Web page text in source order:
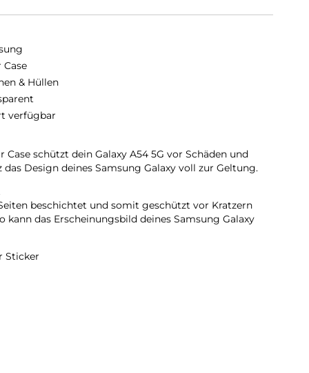
Case
& Hüllen
verfügbar
Case schützt dein Galaxy A54 5G vor Schäden und
Design deines Samsung Galaxy voll zur Geltung.
beschichtet und somit geschützt vor Kratzern
kann das Erscheinungsbild deines Samsung Galaxy
Sticker